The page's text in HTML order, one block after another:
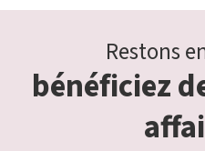
Restons
bénéficiez